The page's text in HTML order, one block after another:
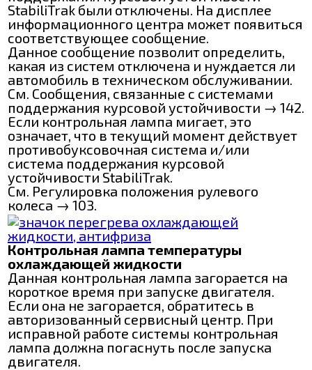
StabiliTrak были отключены. На дисплее
информационного центра может появиться
соответствующее сообщение.
Данное сообщение позволит определить,
какая из систем отключена и нуждается ли
автомобиль в техническом обслуживании.
См. Сообщения, связанные с системами
поддержания курсовой устойчивости → 142.
Если контрольная лампа мигает, это
означает, что в текущий момент действует
противобуксовочная система и/или
система поддержания курсовой
устойчивости StabiliTrak.
См. Регулировка положения рулевого
колеса → 103.
Контрольная лампа температуры
охлаждающей жидкости
Данная контрольная лампа загорается на
короткое время при запуске двигателя.
Если она не загорается, обратитесь в
авторизованный сервисный центр. При
исправной работе системы контрольная
лампа должна погаснуть после запуска
двигателя.